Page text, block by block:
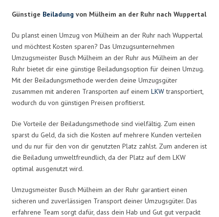
Günstige Beiladung von Mülheim an der Ruhr nach Wuppertal
Du planst einen Umzug von Mülheim an der Ruhr nach Wuppertal
und möchtest Kosten sparen? Das Umzugsunternehmen
Umzugsmeister Busch Mülheim an der Ruhr aus Mülheim an der
Ruhr bietet dir eine günstige Beiladungsoption für deinen Umzug.
Mit der Beiladungsmethode werden deine Umzugsgüter
zusammen mit anderen Transporten auf einem LKWtransportiert,
wodurch du von günstigen Preisen profitierst.
Die Vorteile der Beiladungsmethode sind vielfältig. Zum einen
sparst du Geld, da sich die Kosten auf mehrere Kunden verteilen
und du nur für den von dir genutzten Platz zahlst. Zum anderen ist
die Beiladung umweltfreundlich, da der Platz auf dem LKW
optimal ausgenutzt wird.
Umzugsmeister Busch Mülheim an der Ruhr garantiert einen
sicheren und zuverlässigen Transport deiner Umzugsgüter. Das
erfahrene Team sorgt dafür, dass dein Hab und Gut gut verpackt